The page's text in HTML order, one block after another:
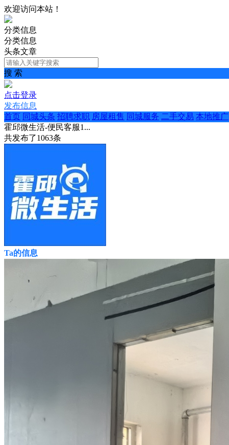
欢迎访问本站！
分类信息
分类信息
头条文章
搜 索
点击登录
发布信息
首页 同城头条 招聘求职 房屋租售 同城服务 二手交易 本地推广
霍邱微生活-便民客服1...
共发布了1063条
Ta的信息